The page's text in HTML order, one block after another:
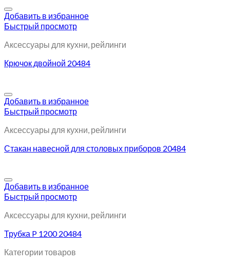
Добавить в избранное
Быстрый просмотр
Аксессуары для кухни, рейлинги
Крючок двойной 20484
Добавить в избранное
Быстрый просмотр
Аксессуары для кухни, рейлинги
Стакан навесной для столовых приборов 20484
Добавить в избранное
Быстрый просмотр
Аксессуары для кухни, рейлинги
Трубка P 1200 20484
Категории товаров